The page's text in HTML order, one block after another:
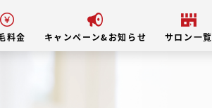
料金 キャンペーン&お知らせ サロン一覧